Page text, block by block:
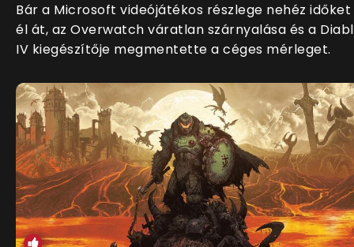
Bár a Microsoft videójátékos részlege nehéz időket
él át, az Overwatch váratlan szárnyalása és a
IV kiegészítője megmentette a céges mérleget.